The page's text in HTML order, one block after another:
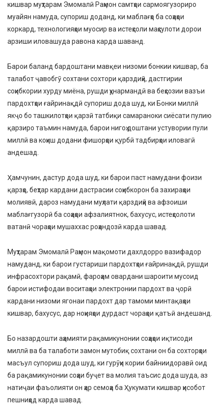
кишвар муҳтарам Эмомалӣ Раҳмон самтҳои сармоягузориро
муайян намуда, супориш доданд, ки маблағҳо ба соҳаҳои
коркард, технологияҳои муосир ва истеҳсоли маҳсулоти дорои
арзиши иловашуда равона карда шаванд.
Барои баланд бардоштани мавқеи низоми бонкии кишвар, ба
талабот ҷавобгӯ сохтани сохтори қарздиҳӣ, дастгирии
соҳибкории хурду миёна, рушди ҳунармандӣ ва беҳсозии вазъи
пардохтҳои ғайринақдӣ супориш дода шуд, ки Бонки миллӣ
якҷо бо ташкилотҳои қарзӣ татбиқи самараноки сиёсати пулию
қарзиро таъмин намуда, барои нигоҳ доштани устувории пули
миллӣ ва коҳиш додани фишорҳои қурбӣ тадбирҳои иловагӣ
андешад.
Ҳамчунин, дастур дода шуд, ки барои паст намудани фоизи
қарзҳо, беҳтар кардани дастрасии соҳибкорон ба захираҳои
молиявӣ, дароз намудани муҳлати қарздиҳӣ ва афзоиши
маблағгузорӣ ба соҳаҳои афзалиятнок, бахусус, истеҳсолоти
ватанӣ чораҳои мушаххас роҳандозӣ карда шавад.
Муҳтарам Эмомалӣ Раҳмон мақомоти дахлдорро вазифадор
намуданд, ки барои густариши пардохтҳои ғайринақдӣ, рушди
инфрасохтори рақамӣ, фароҳам овардани шароити мусоид
барои истифодаи воситаҳои электронии пардохт ва ҷорӣ
кардани низоми ягонаи пардохт дар тамоми минтақаҳои
кишвар, бахусус, дар ноҳияҳои дурдаст чораҳои қатъӣ андешанд.
Бо назардошти аҳамияти рақамикунонии соҳаҳои иқтисоди
миллӣ ва ба талаботи замон мутобиқ сохтани он ба сохторҳои
масъул супориш дода шуд, ки гурӯҳи кории байниидоравӣ оид
ба рақамикунонии соҳаи буҷет ва молия таъсис дода шуда, аз
натиҷаи фаъолияти он ҳар семоҳа ба Ҳукумати кишвар ҳисобот
пешниҳод карда шавад.